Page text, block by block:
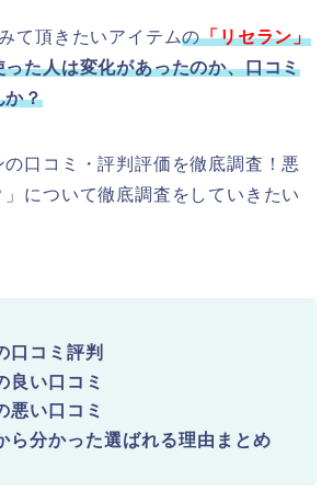
て頂きたいアイテムの「リセラン」
った人は変化があったのか、口コミ
か？
口コミ・評判評価を徹底調査！悪
について徹底調査をしていきたい
口コミ評判
良い口コミ
悪い口コミ
ら分かった選ばれる理由まとめ